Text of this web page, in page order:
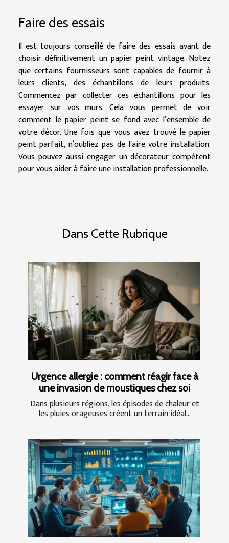
Faire des essais
Il est toujours conseillé de faire des essais avant de
choisir définitivement un papier peint vintage. Notez
que certains fournisseurs sont capables de fournir à
leurs clients, des échantillons de leurs produits.
Commencez par collecter ces échantillons pour les
essayer sur vos murs. Cela vous permet de voir
comment le papier peint se fond avec l’ensemble de
votre décor. Une fois que vous avez trouvé le papier
peint parfait, n’oubliez pas de faire votre installation.
Vous pouvez aussi engager un décorateur compétent
pour vous aider à faire une installation professionnelle.
Dans Cette Rubrique
Urgence allergie : comment réagir face à
une invasion de moustiques chez soi
Dans plusieurs régions, les épisodes de chaleur et
les pluies orageuses créent un terrain idéal...